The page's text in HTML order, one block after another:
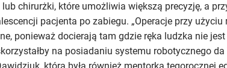
chirurżki, które umożliwia większą precyzję, a
pacjenta po zabiegu. „Operacje przy
ponieważ docierają tam gdzie ręka ludzka nie
na posiadaniu systemu robotycznego